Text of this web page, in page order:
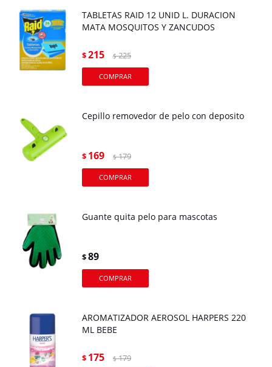
TABLETAS RAID 12 UNID L. DURACION
MATA MOSQUITOS Y ZANCUDOS
$215 $ 225
Cepillo removedor de pelo con deposito
$ 169 $ 179
Guante quita pelo para mascotas
$89
AROMATIZADOR AEROSOL HARPERS 220
ML BEBE
$ 175 $ 179